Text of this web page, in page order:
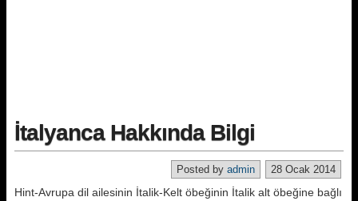
İtalyanca Hakkında Bilgi
28 Ocak 2014
Posted by admin
Hint-Avrupa dil ailesinin İtalik-Kelt öbeğinin İtalik alt öbeğine bağlı